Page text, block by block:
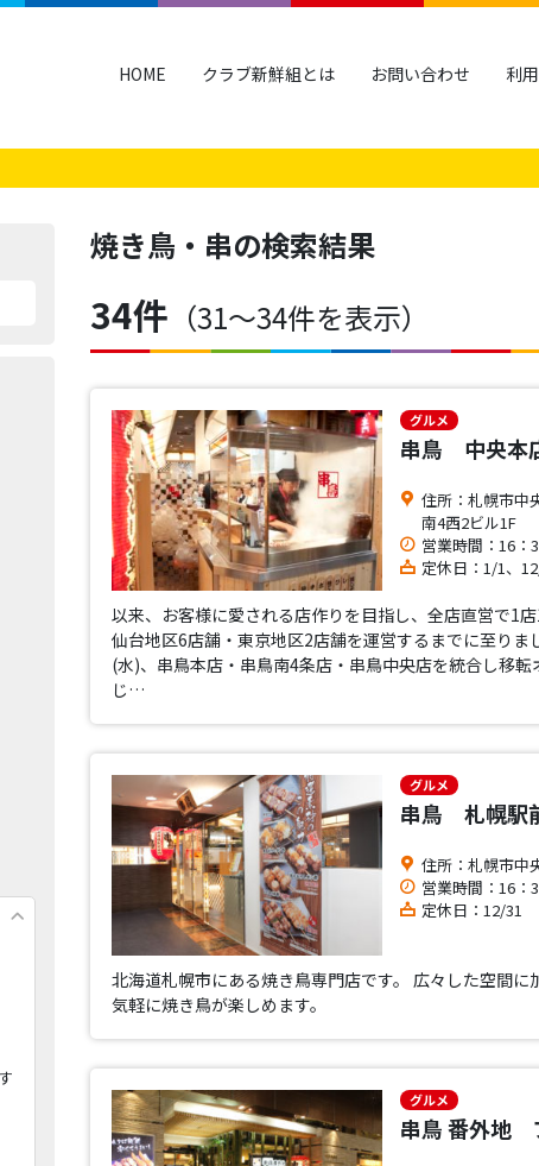
HOME クラブ新鮮組とは お問い合わせ 利
焼き鳥・串の検索結果
34件 （31〜34件を表示）
グルメ
串鳥 中央本
住所：札幌市中
南4西2ビル1F
営業時間：16：
定休日：1/1、
以来、お客様に愛される店作りを目指し、全店直営で1
仙台地区6店舗・東京地区2店舗を運営するまでに至り
(水)、串鳥本店・串鳥南4条店・串鳥中央店を統合し移
じ…
グルメ
串鳥 札幌駅
住所：札幌市中
営業時間：16：
定休日：12/31
北海道札幌市にある焼き鳥専門店です。 広々した空間
気軽に焼き鳥が楽しめます。
グルメ
串鳥 番外地